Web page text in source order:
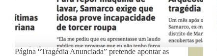
Página “Tragédia Anunciada” pretende apontar as